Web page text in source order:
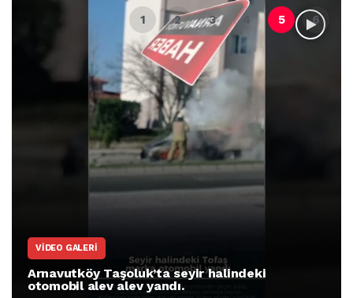
VIDEO GALERI
Arnavutköy Taşoluk’ta seyir halindeki
otomobil alev alev yandı.